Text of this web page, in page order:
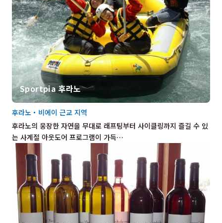
Sportpia 후라노
후라노의 웅장한 자연을 무대로 래프팅부터 사이클링까지 즐길 수 있
는 사계절 아웃도어 프로그램이 가득…
후라노・비에이 근교 지역